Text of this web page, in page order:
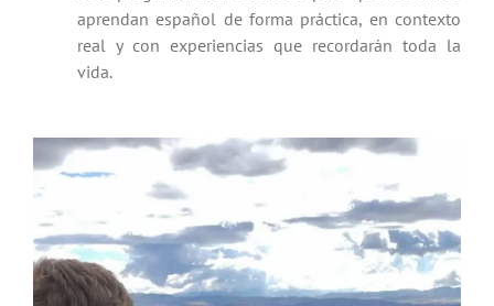
aprendan español de forma práctica, en contexto
real y con experiencias que recordarán toda la
vida.